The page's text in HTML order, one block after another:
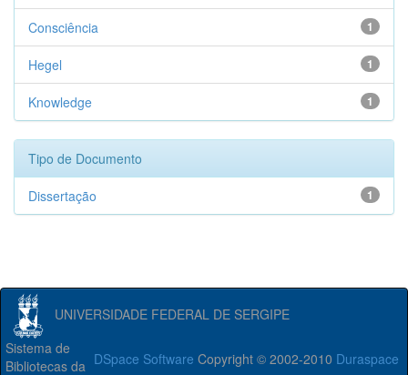
1
Consciência
1
Hegel
1
Knowledge
Tipo de Documento
1
Dissertação
UNIVERSIDADE FEDERAL DE SERGIPE
DSpace Software Copyright © 2002-2010 Duraspace
Sistema de
Bibliotecas da